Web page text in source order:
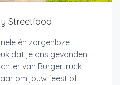
Streetfood
én zorgenloze
dat je ons gevonden
van Burgertruck –
om jouw feest of